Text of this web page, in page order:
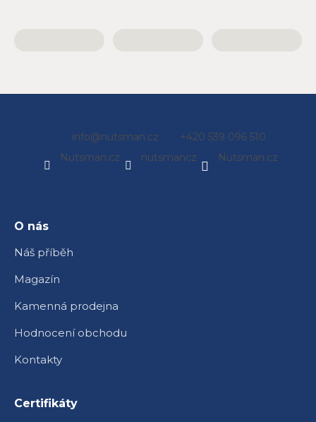
info@nutsman.cz
+420 539 096 510
Nutsman.cz
nutsmancz Nutsman.cz
O nás
Náš příběh
Magazín
Kamenná prodejna
Hodnocení obchodu
Kontakty
Certifikáty